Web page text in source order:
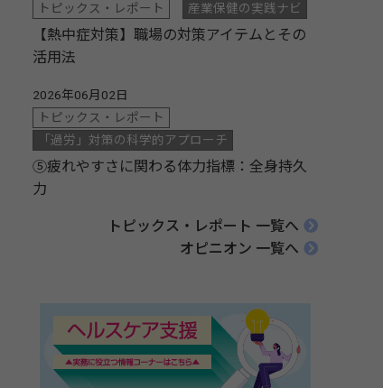
トピックス・レポート
産業保健の実践ナビ
【熱中症対策】職場の対策アイテムとその
活用法
2026年06月02日
トピックス・レポート
「過労」対策の科学的アプローチ
⑤疲れやすさに関わる体力指標：全身持久
力
トピックス・レポート 一覧へ
オピニオン 一覧へ